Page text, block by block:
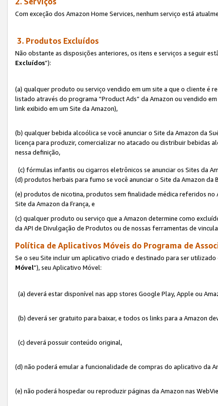
Com exceção dos Amazon Home Services, nenhum serviço está
3. Produtos Excluídos
Não obstante as disposições anteriores, os itens e serviços a seguir
Excluídos”):
(a) qualquer produto ou serviço vendido em um site a que o cliente é
listado através do programa “Product Ads” da Amazon ou vendido
link exibido em um Site da Amazon),
(b) qualquer bebida alcoólica se você anunciar o Site da Amazon da
licença para produzir, comercializar no atacado ou distribuir bebidas
nessa definição,
(c) fórmulas infantis ou cigarros eletrônicos se anunciar os Sites da
(d) produtos herbais para fumo se você anunciar o Site da Amazon da
(e) produtos de nicotina, produtos sem finalidade médica referidos no
Site da Amazon da França, e
(c) qualquer produto ou serviço que a Amazon determine como
da API de Divulgação de Produtos ou de nossas ferramentas de
Política de Aplicativos Móveis do Programa de
Se o seu Site incluir um aplicativo criado e destinado para ser
Móvel”), seu Aplicativo Móvel:
(a) deverá estar disponível nas app stores Google Play, Apple ou
(b) deverá ser gratuito para baixar, e todos os links para a Amazon
(c) deverá possuir conteúdo original,
(d) não poderá emular a funcionalidade de compras do aplicativo da
(e) não poderá hospedar ou reproduzir páginas da Amazon nas